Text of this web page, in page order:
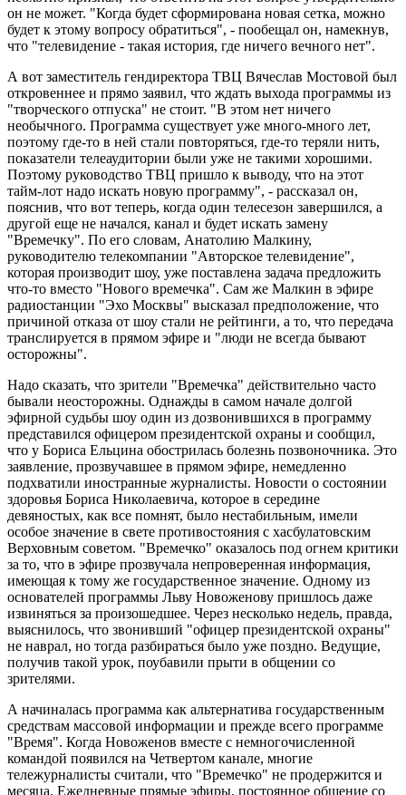
он не может. "Когда будет сформирована новая сетка, можно
будет к этому вопросу обратиться", - пообещал он, намекнув,
что "телевидение - такая история, где ничего вечного нет".
А вот заместитель гендиректора ТВЦ Вячеслав Мостовой был
откровеннее и прямо заявил, что ждать выхода программы из
"творческого отпуска" не стоит. "В этом нет ничего
необычного. Программа существует уже много-много лет,
поэтому где-то в ней стали повторяться, где-то теряли нить,
показатели телеаудитории были уже не такими хорошими.
Поэтому руководство ТВЦ пришло к выводу, что на этот
тайм-лот надо искать новую программу", - рассказал он,
пояснив, что вот теперь, когда один телесезон завершился, а
другой еще не начался, канал и будет искать замену
"Времечку". По его словам, Анатолию Малкину,
руководителю телекомпании "Авторское телевидение",
которая производит шоу, уже поставлена задача предложить
что-то вместо "Нового времечка". Сам же Малкин в эфире
радиостанции "Эхо Москвы" высказал предположение, что
причиной отказа от шоу стали не рейтинги, а то, что передача
транслируется в прямом эфире и "люди не всегда бывают
осторожны".
Надо сказать, что зрители "Времечка" действительно часто
бывали неосторожны. Однажды в самом начале долгой
эфирной судьбы шоу один из дозвонившихся в программу
представился офицером президентской охраны и сообщил,
что у Бориса Ельцина обострилась болезнь позвоночника. Это
заявление, прозвучавшее в прямом эфире, немедленно
подхватили иностранные журналисты. Новости о состоянии
здоровья Бориса Николаевича, которое в середине
девяностых, как все помнят, было нестабильным, имели
особое значение в свете противостояния с хасбулатовским
Верховным советом. "Времечко" оказалось под огнем критики
за то, что в эфире прозвучала непроверенная информация,
имеющая к тому же государственное значение. Одному из
основателей программы Льву Новоженову пришлось даже
извиняться за произошедшее. Через несколько недель, правда,
выяснилось, что звонивший "офицер президентской охраны"
не наврал, но тогда разбираться было уже поздно. Ведущие,
получив такой урок, поубавили прыти в общении со
зрителями.
А начиналась программа как альтернатива государственным
средствам массовой информации и прежде всего программе
"Время". Когда Новоженов вместе с немногочисленной
командой появился на Четвертом канале, многие
тележурналисты считали, что "Времечко" не продержится и
месяца. Ежедневные прямые эфиры, постоянное общение со